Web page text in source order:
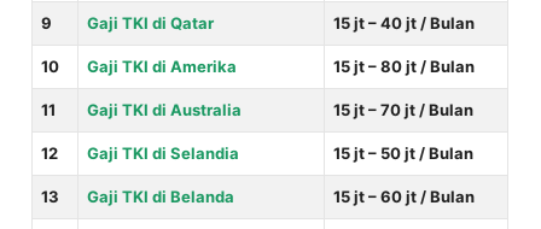
9 Gaji TKI di Qatar 15 jt – 40 jt / Bulan
10 Gaji TKI di Amerika 15 jt – 80 jt / Bulan
11 Gaji TKI di Australia 15 jt – 70 jt / Bulan
12 Gaji TKI di Selandia 15 jt – 50 jt / Bulan
13 Gaji TKI di Belanda 15 jt – 60 jt / Bulan